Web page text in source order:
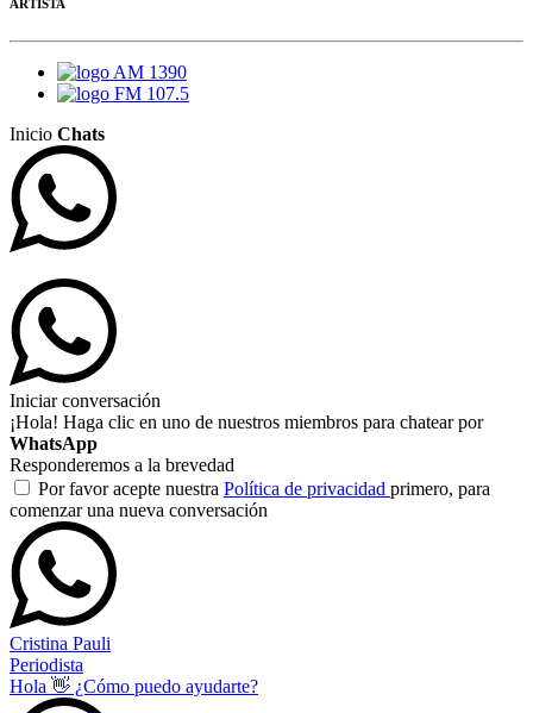
ARTISTA
AM 1390
FM 107.5
Inicio Chats
Iniciar conversación
¡Hola! Haga clic en uno de nuestros miembros para chatear por
WhatsApp
Responderemos a la brevedad
Por favor acepte nuestra Política de privacidad primero, para
comenzar una nueva conversación
Cristina Pauli
Periodista
Hola 👋 ¿Cómo puedo ayudarte?